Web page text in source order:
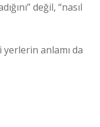
değil, “nasıl
anlamı da